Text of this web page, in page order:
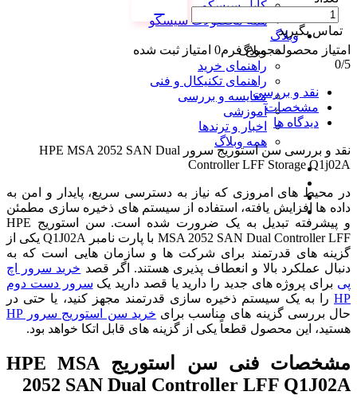
کابل سیسکو
همه محصولات سیسکو
وبلاگ
وبلاگ
راهنمای خرید
راهنمای تکنیکال و فنی
مقایسه و بررسی
آموزشی
اخبار و ترندها
همه وبلاگ
تماس بگیرید
امتیاز محصولمجموع فرم0 امتیاز ثبت شده
0/5
نقد و بررسی
مشخصات
دیدگاه ها
نقد و بررسی
سن استوریج سرور HPE MSA 2052 SAN Dual
Controller LFF Storage Q1j02A
در محیط‌ های امروزی که نیاز به دسترسی سریع، پایدار و امن به
داده‌ ها افزایش یافته، استفاده از سیستم‌ های ذخیره سازی مطمئن
و پیشرفته تبدیل به یک ضرورت شده است. سن استوریج HPE
MSA 2052 SAN Dual Controller LFF با پارت نامبر Q1J02A یکی از
گزینه‌ های قدرتمند برای شرکت‌ ها و سازمان‌ هایی است که به
دنبال عملکرد بالا و انعطاف‌ پذیری هستند. اگر قصد خرید سرور اچ
پی برای پروژه‌ های جدید را دارید یا قصد دارید یک سرور دست دوم
HP را به یک سیستم ذخیره سازی قدرتمند مجهز کنید، یا حتی در
حال بررسی گزینه‌ های مناسب برای خرید سن استوریج سرور HP
هستید، این محصول قطعاً یکی از گزینه‌ های قابل اتکا خواهد بود.
مشخصات فنی سن استوریج HPE MSA
2052 SAN Dual Controller LFF Q1J02A